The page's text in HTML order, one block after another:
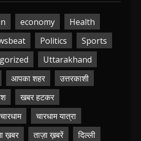
economy
Health
Politics
Sports
Uttarakhand
आपका शहर
उत्तरकाशी
खबर हटकर
चारधाम
चारधाम यात्रा
ख़बर ताज़ा ख़बरें
दिल्ली